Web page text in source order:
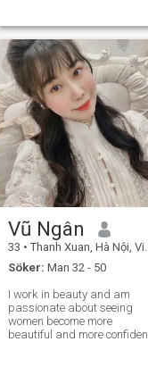
Vũ Ngân
33 • Thanh Xuan, Hà Nội, Vietnam
Söker: Man 32 - 50
I work in beauty and am
passionate about seeing
women become more
beautiful and more confident